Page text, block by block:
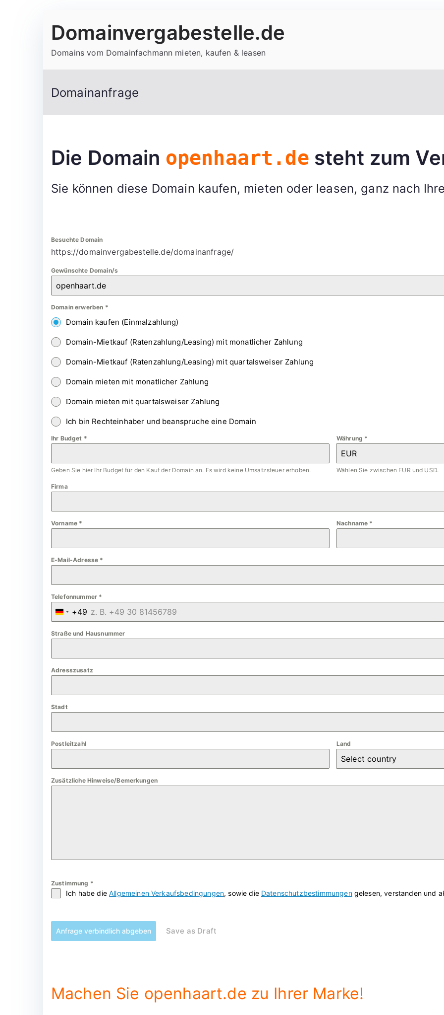
Inhalt
Domainvergabestelle.de
Domains vom Domainfachmann mieten, kaufen & leasen
Domainanfrage
Die Domain openhaart.de steht zum
Sie können diese Domain kaufen, mieten oder leasen, ganz nach
Besuchte Domain
https://domainvergabestelle.de/domainanfrage/
Gewünschte Domain/s
Domain erwerben *
Domain kaufen (Einmalzahlung)
Domain-Mietkauf (Ratenzahlung/Leasing) mit monatlicher Zahlung
Domain-Mietkauf (Ratenzahlung/Leasing) mit quartalsweiser Zahlung
Domain mieten mit monatlicher Zahlung
Domain mieten mit quartalsweiser Zahlung
Ich bin Rechteinhaber und beanspruche eine Domain
Ihr Budget *
Geben Sie hier Ihr Budget für den Kauf der Domain an. Es wird keine Umsatzsteuer erhoben.
Währung *
EUR
Wählen Sie zwischen EUR und USD.
Firma
Vorname * Nachname *
E-Mail-Adresse *
Telefonnummer *
G
e
m
a
+
9
+49
Straße und Hausnummer
Adresszusatz
Stadt
Postleitzahl Land
Select country
Zusätzliche Hinweise/Bemerkungen
Zustimmung *
Ich habe dieAllgemeinen Verkaufsbedingungen, sowie die Datenschutzbestimmungengelesen, verstanden und
Anfrage verbindlich abgeben Save as Draft
Machen Sie openhaart.de zu Ihrer Marke!